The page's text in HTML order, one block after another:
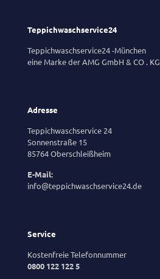
Teppichwaschservice24
Teppichwaschservice24 -München
eine Marke der AMG GmbH & CO . KG
Adresse
Teppichwaschservice 24
Sonnenstraße 15
85764 Oberschleißheim
E-Mail:
info@teppichwaschservice24.de
Service
Kostenfreie Telefonnummer
0800 122 122 5